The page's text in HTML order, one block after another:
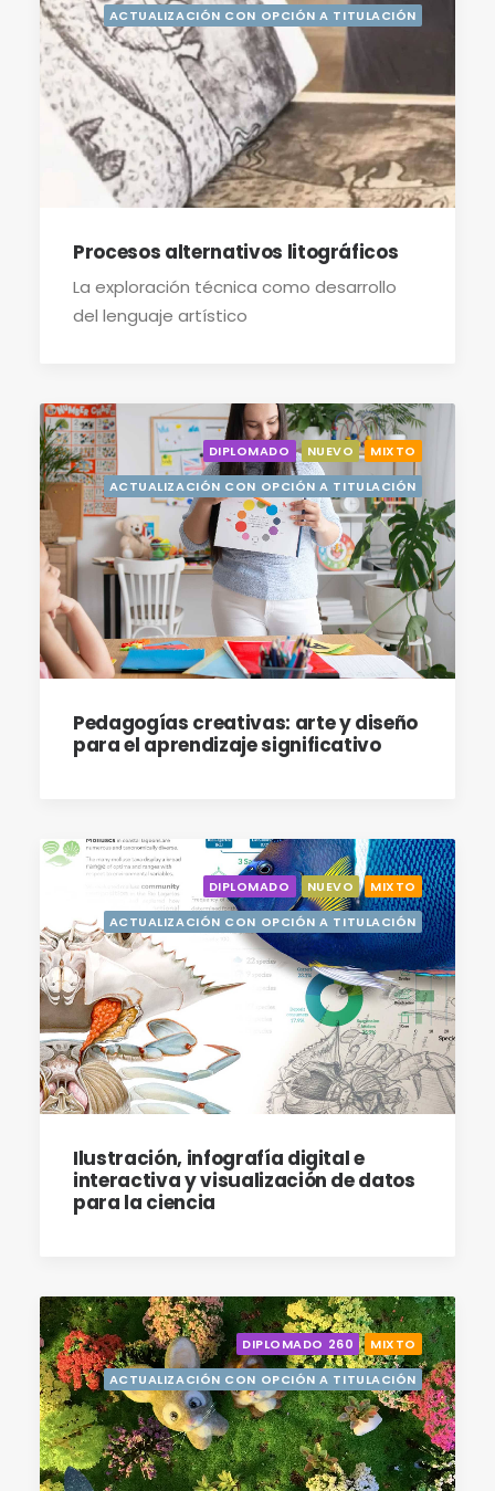
ACTUALIZACIÓN CON OPCIÓN A TITULACIÓN
Procesos alternativos litográficos
La exploración técnica como desarrollo
del lenguaje artístico
DIPLOMADO NUEVO
MIXTO
ACTUALIZACIÓN CON OPCIÓN A TITULACIÓN
Pedagogías creativas: arte y diseño
para el aprendizaje significativo
DIPLOMADO NUEVO
MIXTO
ACTUALIZACIÓN CON OPCIÓN A TITULACIÓN
Ilustración, infografía digital e
interactiva y visualización de datos
para la ciencia
DIPLOMADO 260
MIXTO
ACTUALIZACIÓN CON OPCIÓN A TITULACIÓN